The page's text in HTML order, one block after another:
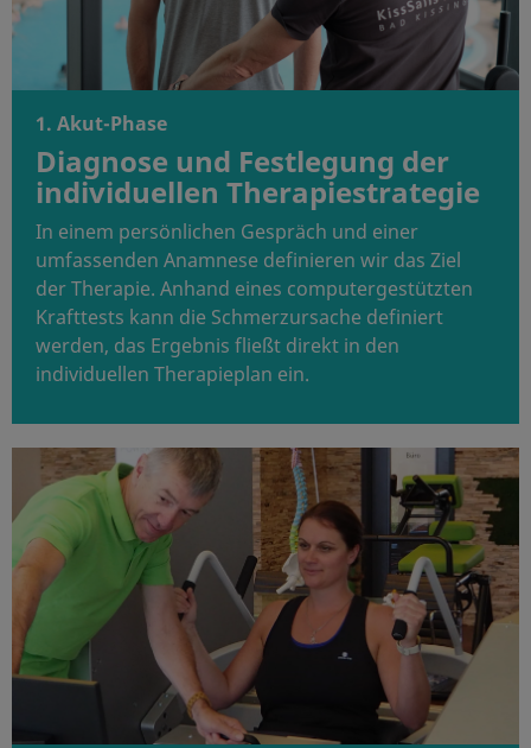
1. Akut-Phase
Diagnose und Festlegung der
individuellen Therapiestrategie
In einem persönlichen Gespräch und einer
umfassenden Anamnese definieren wir das Ziel
der Therapie. Anhand eines computergestützten
Krafttests kann die Schmerzursache definiert
werden, das Ergebnis fließt direkt in den
individuellen Therapieplan ein.